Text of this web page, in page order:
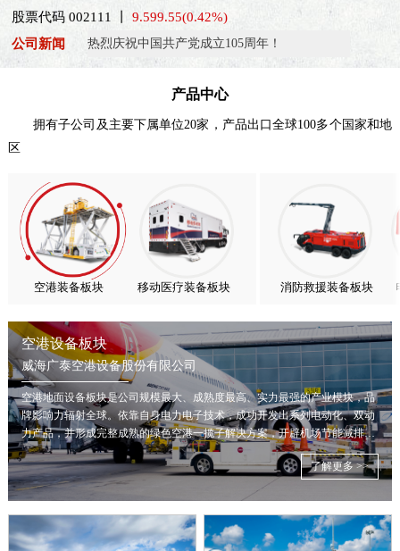
股票代码 002111 丨9.599.55(0.42%)
公司新闻
热烈庆祝中国共产党成立105周年！
喜报！威海广泰ESG评级荣获AAA级 可持续发展实力获权威…
扬帆出海，聚力同行｜广大航服开启国际化新征程
产品中心
拥有子公司及主要下属单位20家，产品出口全球100多个国家和地
区
空港装备板块 移动医疗装备板块 消防救援装备板块
空港设备板块
威海广泰空港设备股份有限公司
空港地面设备板块是公司规模最大、成熟度最高、实力最强的产业模块，品
牌影响力辐射全球。依靠自身电力电子技术，成功开发出系列电动化、双动
力产品，并形成完整成熟的绿色空港一揽子解决方案，开辟机场节能减排新
局面。
了解更多 >>